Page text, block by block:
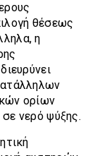
θέσεως
η
ορίων
νερό ψύξης.